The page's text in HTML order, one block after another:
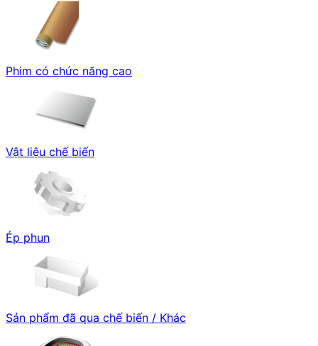
Phim có chức năng cao
Vật liệu chế biến
Ép phun
Sản phẩm đã qua chế biến / Khác